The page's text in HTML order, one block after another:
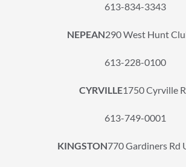
613-834-3343
NEPEAN290 West Hunt
613-228-0100
CYRVILLE1750 Cyrville
613-749-0001
KINGSTON770 Gardiners Rd